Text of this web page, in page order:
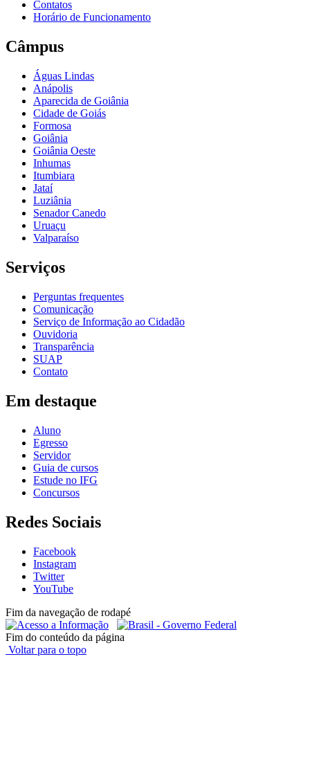
Contatos
Horário de Funcionamento
Câmpus
Águas Lindas
Anápolis
Aparecida de Goiânia
Cidade de Goiás
Formosa
Goiânia
Goiânia Oeste
Inhumas
Itumbiara
Jataí
Luziânia
Senador Canedo
Uruaçu
Valparaíso
Serviços
Perguntas frequentes
Comunicação
Serviço de Informação ao Cidadão
Ouvidoria
Transparência
SUAP
Contato
Em destaque
Aluno
Egresso
Servidor
Guia de cursos
Estude no IFG
Concursos
Redes Sociais
Facebook
Instagram
Twitter
YouTube
Fim da navegação de rodapé
Fim do conteúdo da página
Voltar para o topo